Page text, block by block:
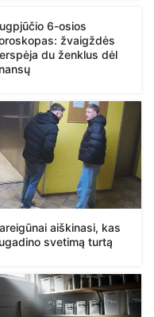
6-osios
žvaigždės
du ženklus dėl
aiškinasi, kas
svetimą turtą